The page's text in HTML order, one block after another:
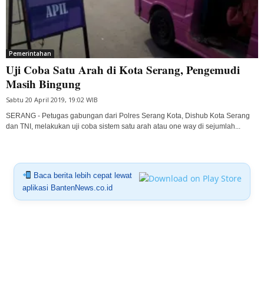
Pemerintahan
Uji Coba Satu Arah di Kota Serang, Pengemudi
Masih Bingung
Sabtu 20 April 2019, 19:02 WIB
SERANG - Petugas gabungan dari Polres Serang Kota, Dishub Kota Serang
dan TNI, melakukan uji coba sistem satu arah atau one way di sejumlah...
Baca berita lebih cepat lewat
aplikasi BantenNews.co.id